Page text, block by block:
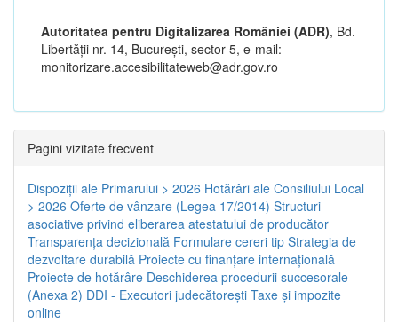
Autoritatea pentru Digitalizarea României (ADR), Bd.
Libertăţii nr. 14, Bucureşti, sector 5, e-mail:
monitorizare.accesibilitateweb@adr.gov.ro
Pagini vizitate frecvent
Dispoziţii ale Primarului > 2026 Hotărâri ale Consiliului Local
> 2026 Oferte de vânzare (Legea 17/2014) Structuri
asociative privind eliberarea atestatului de producător
Transparenţa decizională Formulare cereri tip Strategia de
dezvoltare durabilă Proiecte cu finanţare internaţională
Proiecte de hotărâre Deschiderea procedurii succesorale
(Anexa 2) DDI - Executori judecătorești Taxe şi impozite
online